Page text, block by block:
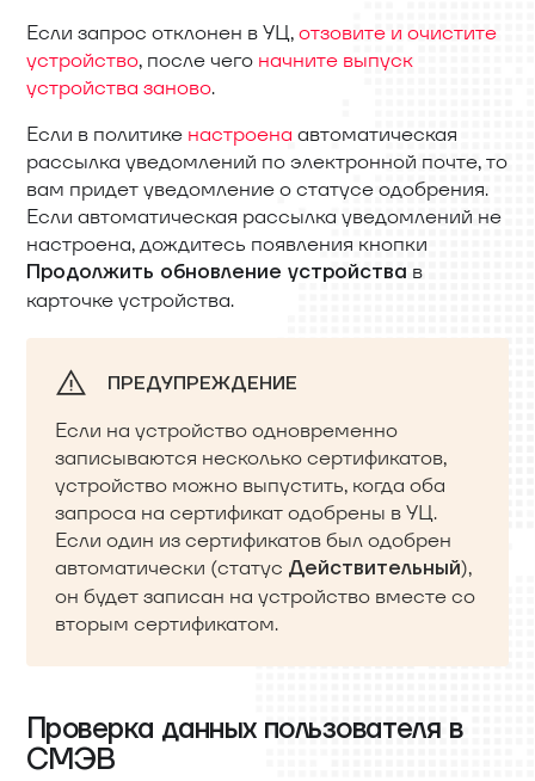
Если запрос отклонен в УЦ,отзовите и очистите
устройство, после чего начните выпуск
устройства заново.
Если в политике настроена автоматическая
рассылка уведомлений по электронной почте, то
вам придет уведомление о статусе одобрения.
Если автоматическая рассылка уведомлений не
настроена, дождитесь появления кнопки
Продолжить обновление устройства в
карточке устройства.
ПРЕДУПРЕЖДЕНИЕ
Если на устройство одновременно
записываются несколько сертификатов,
устройство можно выпустить, когда оба
запроса на сертификат одобрены в УЦ.
Если один из сертификатов был одобрен
автоматически (статус Действительный),
он будет записан на устройство вместе со
вторым сертификатом.
Проверка данных пользователя в
СМЭВ